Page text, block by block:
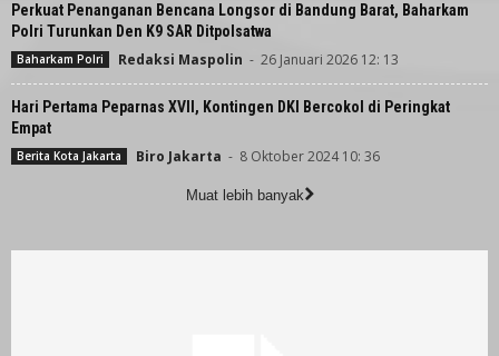
Perkuat Penanganan Bencana Longsor di Bandung Barat, Baharkam
Polri Turunkan Den K9 SAR Ditpolsatwa
Baharkam Polri Redaksi Maspolin - 26 Januari 2026 12: 13
Hari Pertama Peparnas XVII, Kontingen DKI Bercokol di Peringkat
Empat
Berita Kota Jakarta Biro Jakarta - 8 Oktober 2024 10: 36
Muat lebih banyak